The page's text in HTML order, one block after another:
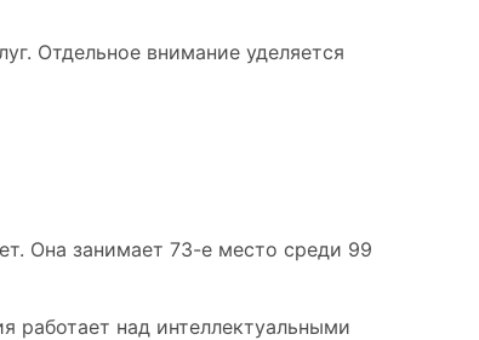
Отдельное внимание уделяется
Она занимает 73-е место среди 99
работает над интеллектуальными